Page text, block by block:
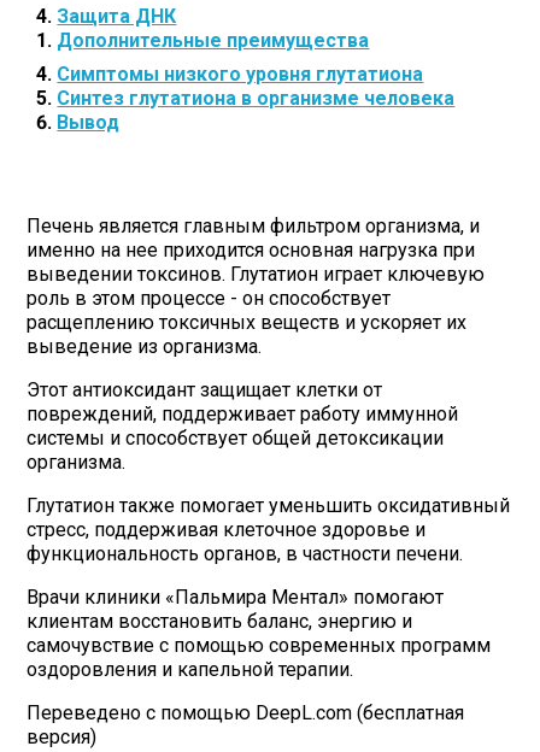
Защита ДНК
Дополнительные преимущества
Симптомы низкого уровня глутатиона
Синтез глутатиона в организме человека
Вывод
Печень является главным фильтром организма, и
именно на нее приходится основная нагрузка при
выведении токсинов. Глутатион играет ключевую
роль в этом процессе - он способствует
расщеплению токсичных веществ и ускоряет их
выведение из организма.
Этот антиоксидант защищает клетки от
повреждений, поддерживает работу иммунной
системы и способствует общей детоксикации
организма.
Глутатион также помогает уменьшить оксидативный
стресс, поддерживая клеточное здоровье и
функциональность органов, в частности печени.
Врачи клиники «Пальмира Ментал» помогают
клиентам восстановить баланс, энергию и
самочувствие с помощью современных программ
оздоровления и капельной терапии.
Переведено с помощью DeepL.com (бесплатная
версия)